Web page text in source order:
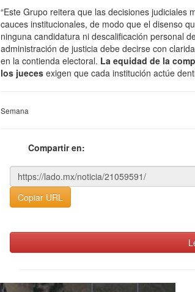
“Este Grupo reitera que las decisiones
cauces institucionales, de modo que el disenso
ninguna candidatura ni descalificación personal
administración de justicia debe decirse con
en la contienda electoral. La equidad de la
los jueces exigen que cada institución actúe
Semana
Compartir en:
Copiar URL